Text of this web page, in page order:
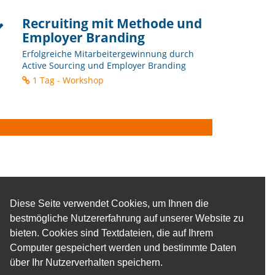
Diese Seite verwendet Cookies, um Ihnen die
bestmögliche Nutzererfahrung auf unserer Website zu
bieten. Cookies sind Textdateien, die auf Ihrem
Computer gespeichert werden und bestimmte Daten
über Ihr Nutzerverhalten speichern.
Recruiting mit Methode und
Employer Branding
Erfolgreiche Mitarbeitergewinnung durch
Active Sourcing und Employer Branding
1 Tag - Workshop